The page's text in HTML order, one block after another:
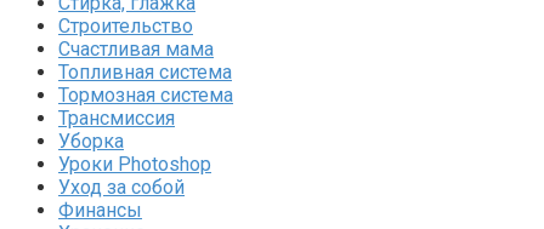
Строительство
Счастливая мама
Топливная система
Тормозная система
Трансмиссия
Уборка
Уроки Photoshop
Уход за собой
Финансы